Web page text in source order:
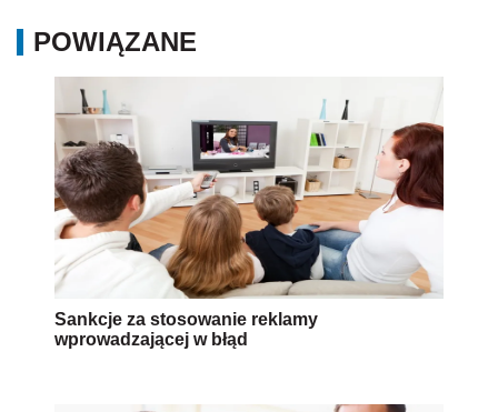
POWIĄZANE
Sankcje za stosowanie reklamy
wprowadzającej w błąd